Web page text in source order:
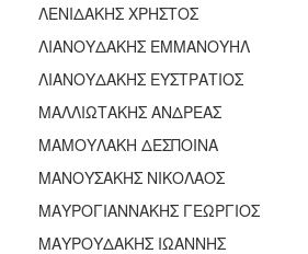
ΛΕΝΙΔΑΚΗΣ ΧΡΗΣΤΟΣ
ΛΙΑΝΟΥΔΑΚΗΣ ΕΜΜΑΝΟΥΗΛ
ΛΙΑΝΟΥΔΑΚΗΣ ΕΥΣΤΡΑΤΙΟΣ
ΜΑΛΛΙΩΤΑΚΗΣ ΑΝΔΡΕΑΣ
ΜΑΜΟΥΛΑΚΗ ΔΕΣΠΟΙΝΑ
ΜΑΝΟΥΣΑΚΗΣ ΝΙΚΟΛΑΟΣ
ΜΑΥΡΟΓΙΑΝΝΑΚΗΣ ΓΕΩΡΓΙΟΣ
ΜΑΥΡΟΥΔΑΚΗΣ ΙΩΑΝΝΗΣ